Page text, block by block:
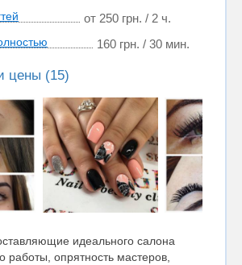
от 250 грн. / 2 ч.
160 грн. / 30 мин.
цены (15)
идеального салона
работы, опрятность мастеров,